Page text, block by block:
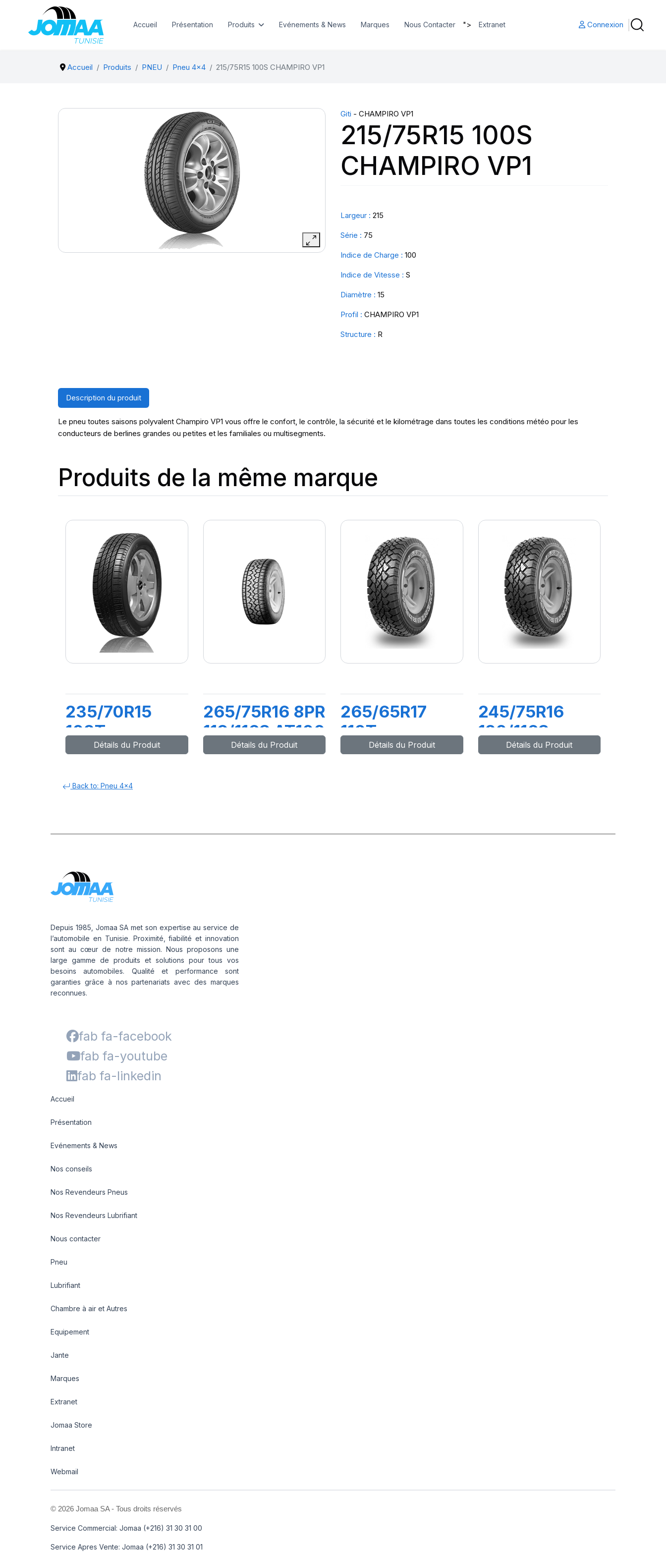
Accueil Présentation Produits Evénements & News Marques Nous Contacter "> Extranet Connexion
Accueil Produits PNEU Pneu 4x4 215/75R15 100S CHAMPIRO VP1
Giti - CHAMPIRO VP1
215/75R15 100S
CHAMPIRO VP1
Largeur : 215
Série : 75
Indice de Charge : 100
Indice de Vitesse : S
Diamètre : 15
Profil : CHAMPIRO VP1
Structure : R
Description du produit
Le pneu toutes saisons polyvalent Champiro VP1 vous offre le confort, le contrôle, la sécurité et le kilométrage dans toutes les conditions météo pour les
conducteurs de berlines grandes ou petites et les familiales ou multisegments.
Produits de la même marque
235/70R15
103T
MAXTOUR
Détails du Produit
265/75R16 8PR
119/116S AT100
Détails du Produit
265/65R17
110T
ADVENTURO
Détails du Produit
245/75R16
120/116S
ADVENTURO
Détails du Produit
Back to: Pneu 4x4
Depuis 1985, Jomaa SA met son expertise au service de
l’automobile en Tunisie. Proximité, fiabilité et innovation
sont au cœur de notre mission. Nous proposons une
large gamme de produits et solutions pour tous vos
besoins automobiles. Qualité et performance sont
garanties grâce à nos partenariats avec des marques
reconnues.
fab fa-facebook
fab fa-youtube
fab fa-linkedin
Accueil
Présentation
Evénements & News
Nos conseils
Nos Revendeurs Pneus
Nos Revendeurs Lubrifiant
Nous contacter
Pneu
Lubrifiant
Chambre à air et Autres
Equipement
Jante
Marques
Extranet
Jomaa Store
Intranet
Webmail
© 2026 Jomaa SA - Tous droits réservés
Service Commercial: Jomaa (+216) 31 30 31 00
Service Apres Vente: Jomaa (+216) 31 30 31 01